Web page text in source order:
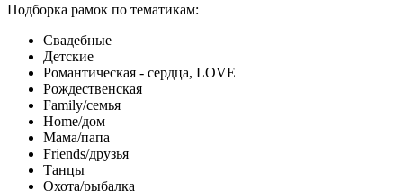
Подборка рамок по тематикам:
Свадебные
Детские
Романтическая - сердца, LOVE
Рождественская
Family/семья
Home/дом
Мама/папа
Friends/друзья
Танцы
Охота/рыбалка